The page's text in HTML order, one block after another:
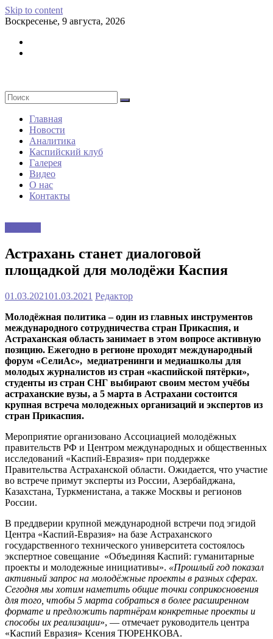
Skip to content
Воскресенье, 9 августа, 2026
Главная
Новости
Аналитика
Каспийский клуб
Галерея
Видео
О нас
Контакты
Астрахань станет диалоговой
площадкой для молодёжи Каспия
01.03.202101.03.2021 Редактор
Молодёжная политика – один из главных инструментов
международного сотрудничества стран Прикаспия, и
Астраханская область занимает в этом вопросе активную
позицию. Ежегодно в регионе проходят международный
форум «СелиАс», медиатренинги и медиашколы для
молодых журналистов из стран «каспийской пятёрки»,
студенты из стран СНГ выбирают своим местом учёбы
астраханские вузы, а 5 марта в Астрахани состоится
крупная встреча молодежных организаций и экспертов из
стран Прикаспия.
Мероприятие организовано Ассоциацией молодёжных
правительств РФ и Центром международных и общественных
исследований «Каспий-Евразия» при поддержке
Правительства Астраханской области. Ожидается, что участие
во встрече примут эксперты из России, Азербайджана,
Казахстана, Туркменистана, а также Москвы и регионов
России.
В преддверии крупной международной встречи под эгидой
Центра «Каспий-Евразия» на базе Астраханского
государственного технического университета состоялось
экспертное совещание «Объединяя Каспий: гуманитарные
проекты и молодежные инициативы». «Прошлый год показал
активный запрос на молодёжные проекты в разных сферах.
Сегодня мы хотим наметить общие точки соприкосновения
для того, чтобы 5 марта собраться в более расширенном
формате и предложить партнёрам конкретные проекты и
способы их реализации», — отмечает руководитель центра
«Каспий Евразия» Ксения ТЮРЕНКОВА.